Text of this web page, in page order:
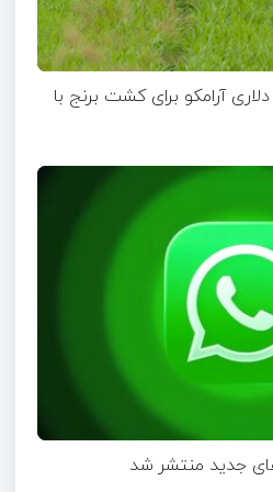
۹.۵ میلیون دلاری آرامکو برای کشت برنج با
جدید منتشر شد